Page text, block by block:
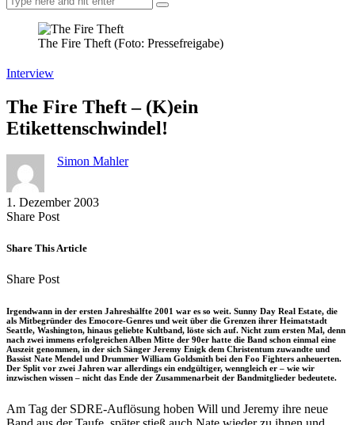
The Fire Theft (Foto: Pressefreigabe)
Interview
The Fire Theft – (K)ein
Etikettenschwindel!
Simon Mahler
1. Dezember 2003
Share PostShare
Facebook
Copy
to
Send
via
Share This Article
Share PostShare
Facebook
Copy
to
clipboard
Send
via
eMail
Irgendwann in der ersten Jahreshälfte 2001 war es so weit. Sunny Day Real Estate, die
als Mitbegründer des Emocore-Genres und weit über die Grenzen ihrer Heimatstadt
Seattle, Washington, hinaus geliebte Kultband, löste sich auf. Nicht zum ersten Mal, denn
nach zwei immens erfolgreichen Alben Mitte der 90er hatte die Band schon einmal eine
Auszeit genommen, in der sich Sänger Jeremy Enigk dem Christentum zuwandte und
Bassist Nate Mendel und Drummer William Goldsmith bei den Foo Fighters anheuerten.
Der Split vor zwei Jahren war allerdings ein endgültiger, wenngleich er – wie wir
inzwischen wissen – nicht das Ende der Zusammenarbeit der Bandmitglieder bedeutete.
Am Tag der SDRE-Auflösung hoben Will und Jeremy ihre neue